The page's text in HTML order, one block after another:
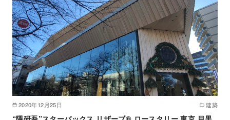
2020年12月25日 建築